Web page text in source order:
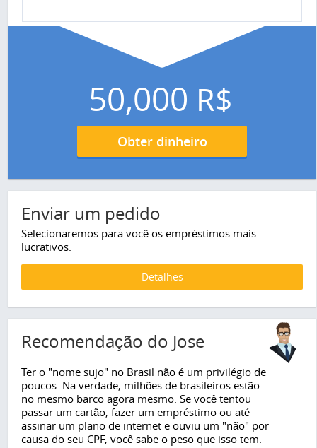
50,000 R$
Obter dinheiro
Enviar um pedido
Selecionaremos para você os empréstimos mais
lucrativos.
Detalhes
Recomendação do Jose
Ter o "nome sujo" no Brasil não é um privilégio de
poucos. Na verdade, milhões de brasileiros estão
no mesmo barco agora mesmo. Se você tentou
passar um cartão, fazer um empréstimo ou até
assinar um plano de internet e ouviu um "não" por
causa do seu CPF, você sabe o peso que isso tem.